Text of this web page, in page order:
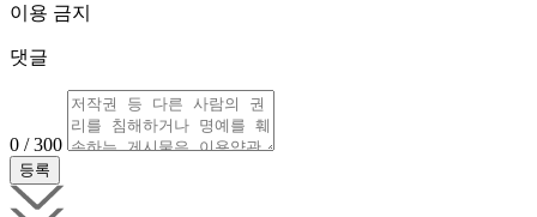
이용 금지
댓글
0 / 300